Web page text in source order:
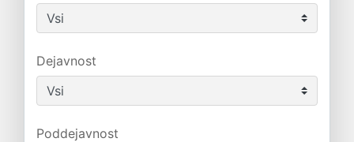
Dejavnost
Poddejavnost